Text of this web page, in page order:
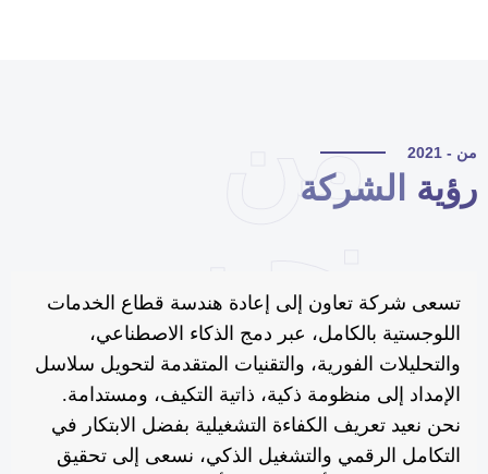
من
نحن
- 2021
الشركة
تسعى شركة تعاون إلى إعادة هندسة قطاع الخدمات
اللوجستية بالكامل، عبر دمج الذكاء الاصطناعي،
والتحليلات الفورية، والتقنيات المتقدمة لتحويل سلاسل
الإمداد إلى منظومة ذكية، ذاتية التكيف، ومستدامة.
نحن نعيد تعريف الكفاءة التشغيلية بفضل الابتكار في
التكامل الرقمي والتشغيل الذكي، نسعى إلى تحقيق